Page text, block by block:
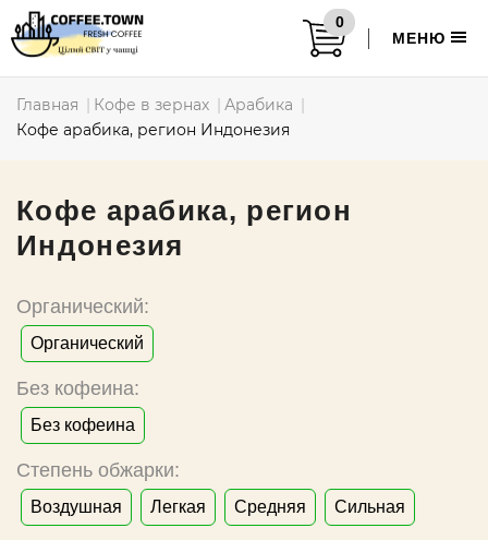
0
МЕНЮ
Главная Кофе в зернах
Арабика
Кофе арабика, регион Индонезия
Кофе арабика, регион
Индонезия
Органический:
Органический
Без кофеина:
Без кофеина
Степень обжарки:
Воздушная Легкая Средняя Сильная